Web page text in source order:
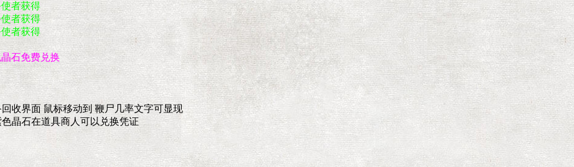
者获得
者获得
者获得
石免费兑换
收界面 鼠标移动到 鞭尸几率文字可显现
晶石在道具商人可以兑换凭证